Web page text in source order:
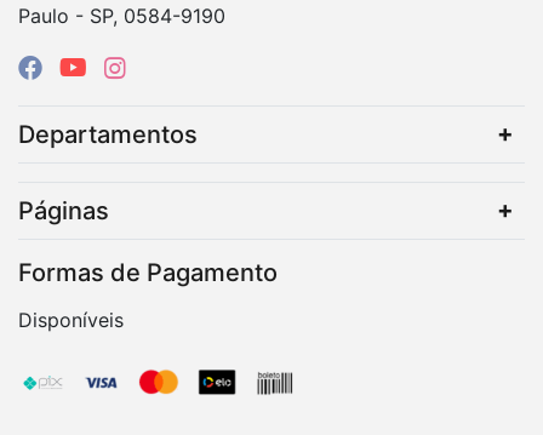
Paulo - SP, 0584-9190
Departamentos
Páginas
Formas de Pagamento
Disponíveis